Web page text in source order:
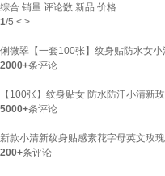
综合 销量 评论数 新品 价格
1/5 < >
俐微翠【一套100张】纹身贴防水女
2000+条评论
【100张】纹身贴女 防水防汗小清新
5000+条评论
新款小清新纹身贴感素花字母英文玫
200+条评论